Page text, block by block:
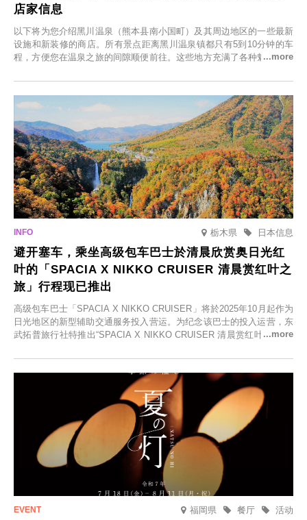
店家信息
以下将为您介绍黑川温泉（熊本县南小国町）及其周边地区的一些最新
设施和新装修的商店。所有景点距离黑川温泉镇都只有5到10分钟的车
程，方便您在温泉之旅的间隙顺便前往。这些地方充满了各种魅力，包
食材的餐厅。让您体验黑川温泉的全新乐趣。
栃木県 日本信息
避开塞车，乘坐高级包车巴士於清晨欣赏奥日光红
叶的「SPACIA X NIKKO CRUISER 清晨赏红叶之
旅」行程现已推出
高级包车巴士「SPACIA X NIKKO CRUISER」将於2025年10月起作为
日光地区的新型辅助交通服务投入营运。为纪念该巴士的投入运营，东
武拓普旅行社特推出“SPACIA X NIKKO CRUISER 清晨赏红叶之旅”，
福岡県 活动
餐厅